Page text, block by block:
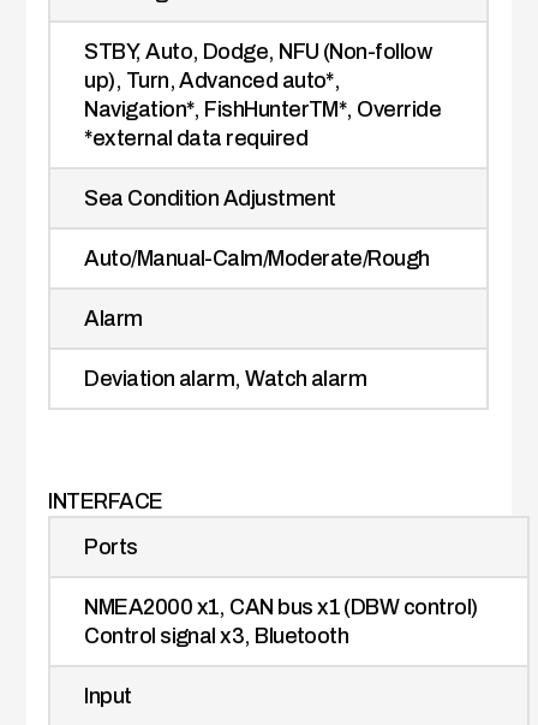
STBY, Auto, Dodge, NFU (Non-follow
up), Turn, Advanced auto*,
Navigation*, FishHunterTM*, Override
*external data required
Sea Condition Adjustment
Auto/Manual-Calm/Moderate/Rough
Alarm
Deviation alarm, Watch alarm
INTERFACE
Ports
NMEA2000 x1, CAN bus x1 (DBW control)
Control signal x3, Bluetooth
Input